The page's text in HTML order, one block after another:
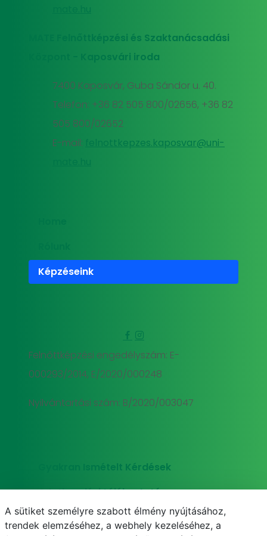
MATE Felnőttképzési és Szaktanácsadási
Központ - Kaposvári iroda
7400 Kaposvár, Guba Sándor u. 40.
Telefon: +36 82 505 800/02656, +36 82
505 800/02652
E-mail:
felnottkepzes.kaposvar@uni-
Képzéseink
Felnőttképzési engedélyszám: E-
000293/2014, E/2020/000248
Nyilvántartási szám: B/2020/003047
Gyakran Ismételt Kérdések
Adatkezelési tájékoztató
Süti (cookie) tájékoztató
A sütiket személyre szabott élmény nyújtásához,
trendek elemzéséhez, a webhely kezeléséhez, a